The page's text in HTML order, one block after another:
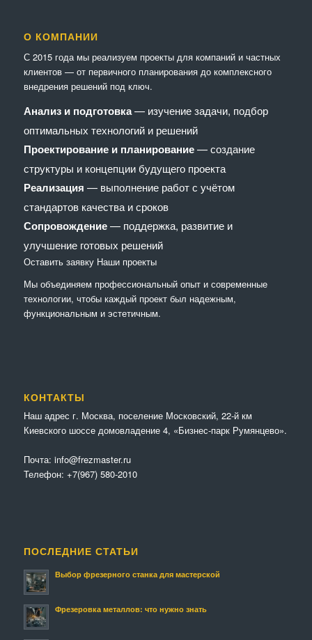
О КОМПАНИИ
С 2015 года мы реализуем проекты для компаний и частных
клиентов — от первичного планирования до комплексного
внедрения решений под ключ.
Анализ и подготовка— изучение задачи, подбор
оптимальных технологий и решений
Проектирование и планирование— создание
структуры и концепции будущего проекта
Реализация — выполнение работ с учётом
стандартов качества и сроков
Сопровождение— поддержка, развитие и
улучшение готовых решений
Оставить заявку Наши проекты
Мы объединяем профессиональный опыт и современные
технологии, чтобы каждый проект был надежным,
функциональным и эстетичным.
КОНТАКТЫ
Наш адрес г. Москва, поселение Московский, 22-й км
Киевского шоссе домовладение 4, «Бизнес-парк Румянцево».
Почта: info@frezmaster.ru
Телефон: +7(967) 580-2010
ПОСЛЕДНИЕ СТАТЬИ
Выбор фрезерного станка для мастерской
Фрезеровка металлов: что нужно знать